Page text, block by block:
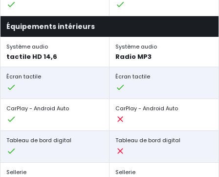
Équipements intérieurs
Système audio
tactile HD 14,6
Système audio
Radio MP3
Écran tactile Écran tactile
CarPlay - Android Auto CarPlay - Android Auto
Tableau de bord digital Tableau de bord digital
Sellerie Sellerie